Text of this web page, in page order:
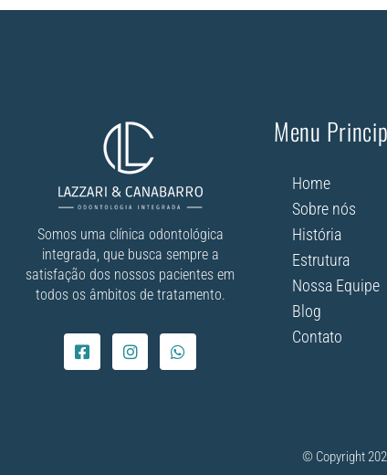
Somos uma clínica odontológica
integrada, que busca sempre a
satisfação dos nossos pacientes em
todos os âmbitos de tratamento.
Menu
Home
Sobre nós
História
Estrutura
Nossa Equipe
Blog
Contato
© Copyright